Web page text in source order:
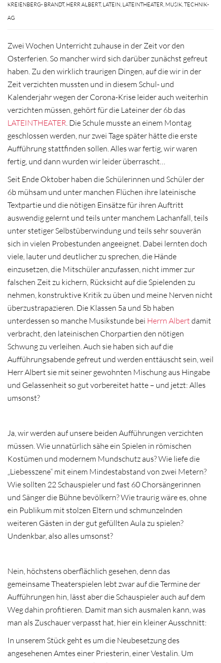
KREIENBERG- BRANDT, HERR ALBERT, LATEIN LATEINTHEATER MUSIK TECHNIK-
AG
Zwei Wochen Unterricht zuhause in der Zeit vor den
Osterferien. So mancher wird sich darüber zunächst gefreut
haben. Zu den wirklich traurigen Dingen, auf die wir in der
Zeit verzichten mussten und in diesem Schul- und
Kalenderjahr wegen der Corona-Krise leider auch weiterhin
verzichten müssen, gehört für die Lateiner der 6b das
LATEINTHEATER. Die Schule musste an einem Montag
geschlossen werden, nur zwei Tage später hätte die erste
Aufführung stattfinden sollen. Alles war fertig, wir waren
fertig, und dann wurden wir leider überrascht…
Seit Ende Oktober haben die Schülerinnen und Schüler der
6b mühsam und unter manchen Flüchen ihre lateinische
Textpartie und die nötigen Einsätze für ihren Auftritt
auswendig gelernt und teils unter manchem Lachanfall, teils
unter stetiger Selbstüberwindung und teils sehr souverän
sich in vielen Probestunden angeeignet. Dabei lernten doch
viele, lauter und deutlicher zu sprechen, die Hände
einzusetzen, die Mitschüler anzufassen, nicht immer zur
falschen Zeit zu kichern, Rücksicht auf die Spielenden zu
nehmen, konstruktive Kritik zu üben und meine Nerven nicht
überzustrapazieren. Die Klassen 5a und 5b haben
unterdessen so manche Musikstunde bei Herrn Albert damit
verbracht, den lateinischen Chorpartien den nötigen
Schwung zu verleihen. Auch sie haben sich auf die
Aufführungsabende gefreut und werden enttäuscht sein, weil
Herr Albert sie mit seiner gewohnten Mischung aus Hingabe
und Gelassenheit so gut vorbereitet hatte – und jetzt: Alles
umsonst?
Ja, wir werden auf unsere beiden Aufführungen verzichten
müssen. Wie unnatürlich sähe ein Spielen in römischen
Kostümen und modernem Mundschutz aus? Wie liefe die
„Liebesszene“ mit einem Mindestabstand von zwei Metern?
Wie sollten 22 Schauspieler und fast 60 Chorsängerinnen
und Sänger die Bühne bevölkern? Wie traurig wäre es, ohne
ein Publikum mit stolzen Eltern und schmunzelnden
weiteren Gästen in der gut gefüllten Aula zu spielen?
Undenkbar, also alles umsonst?
Nein, höchstens oberflächlich gesehen, denn das
gemeinsame Theaterspielen lebt zwar auf die Termine der
Aufführungen hin, lässt aber die Schauspieler auch auf dem
Weg dahin profitieren. Damit man sich ausmalen kann, was
man als Zuschauer verpasst hat, hier ein kleiner Ausschnitt:
In unserem Stück geht es um die Neubesetzung des
angesehenen Amtes einer Priesterin, einer Vestalin. Um